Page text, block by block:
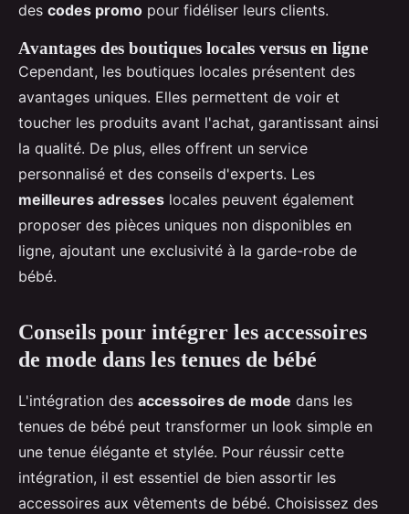
des codes promo pour fidéliser leurs clients.
Avantages des boutiques locales versus en ligne
Cependant, les boutiques locales présentent des
avantages uniques. Elles permettent de voir et
toucher les produits avant l'achat, garantissant ainsi
la qualité. De plus, elles offrent un service
personnalisé et des conseils d'experts. Les
meilleures adresses locales peuvent également
proposer des pièces uniques non disponibles en
ligne, ajoutant une exclusivité à la garde-robe de
bébé.
Conseils pour intégrer les accessoires
de mode dans les tenues de bébé
L'intégration des accessoires de mode dans les
tenues de bébé peut transformer un look simple en
une tenue élégante et stylée. Pour réussir cette
intégration, il est essentiel de bien assortir les
accessoires aux vêtements de bébé. Choisissez des